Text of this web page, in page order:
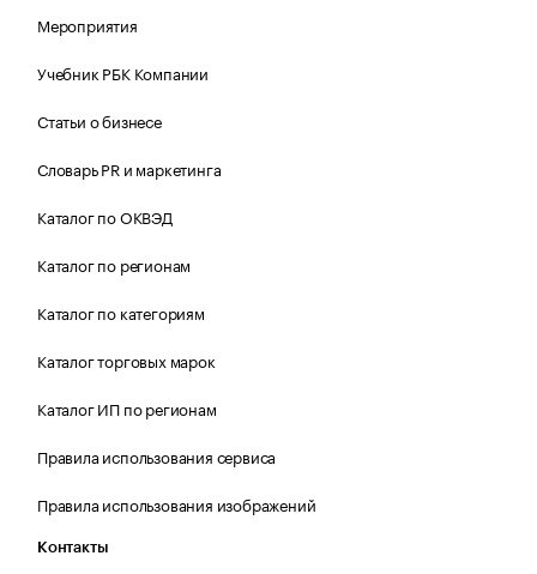
Мероприятия
Учебник РБК Компании
Статьи о бизнесе
Словарь PR и маркетинга
Каталог по ОКВЭД
Каталог по регионам
Каталог по категориям
Каталог торговых марок
Каталог ИП по регионам
Правила использования сервиса
Правила использования изображений
Контакты